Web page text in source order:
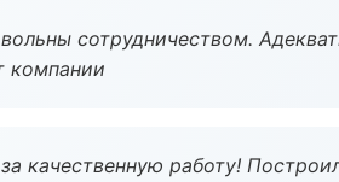
сотрудничеством.
компании
качественную работу!